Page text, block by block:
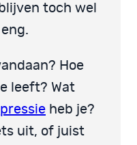
toch wel
Hoe
leeft? Wat
heb je?
uit, of juist